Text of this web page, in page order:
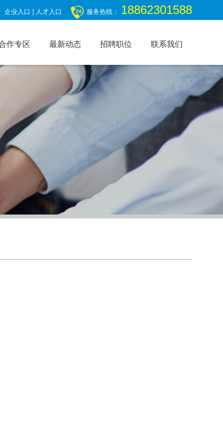
企业入口 人才入口 服务热线： 18862301588
作专区 最新动态 招聘职位 联系我们